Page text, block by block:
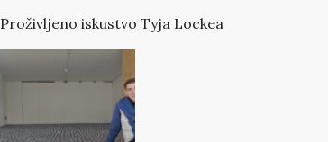
Proživljeno iskustvo Tyja Lockea